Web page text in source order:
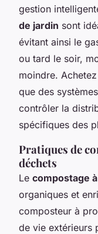
gestion
de jardin sont
évitant ainsi le
ou tard le soir,
moindre.
que des
contrôler la
spécifiques des
Pratiques de
déchets
Le compostage
organiques et
composteur à
de vie extérieurs